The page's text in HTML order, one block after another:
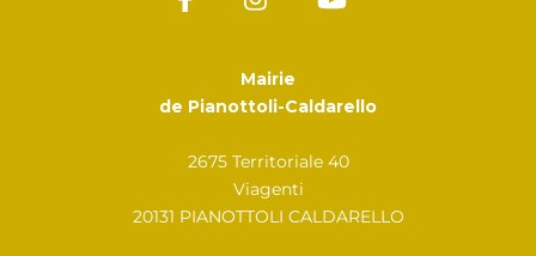
Mairie
de Pianottoli-Caldarello
2675 Territoriale 40
Viagenti
20131 PIANOTTOLI CALDARELLO